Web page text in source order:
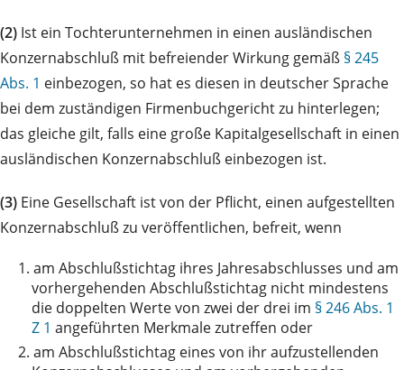
(2) Ist ein Tochterunternehmen in einen ausländischen
Konzernabschluß mit befreiender Wirkung gemäß § 245
Abs. 1 einbezogen, so hat es diesen in deutscher Sprache
bei dem zuständigen Firmenbuchgericht zu hinterlegen;
das gleiche gilt, falls eine große Kapitalgesellschaft in einen
ausländischen Konzernabschluß einbezogen ist.
(3) Eine Gesellschaft ist von der Pflicht, einen aufgestellten
Konzernabschluß zu veröffentlichen, befreit, wenn
1. am Abschlußstichtag ihres Jahresabschlusses und am
vorhergehenden Abschlußstichtag nicht mindestens
die doppelten Werte von zwei der drei im § 246 Abs. 1
Z 1 angeführten Merkmale zutreffen oder
2. am Abschlußstichtag eines von ihr aufzustellenden